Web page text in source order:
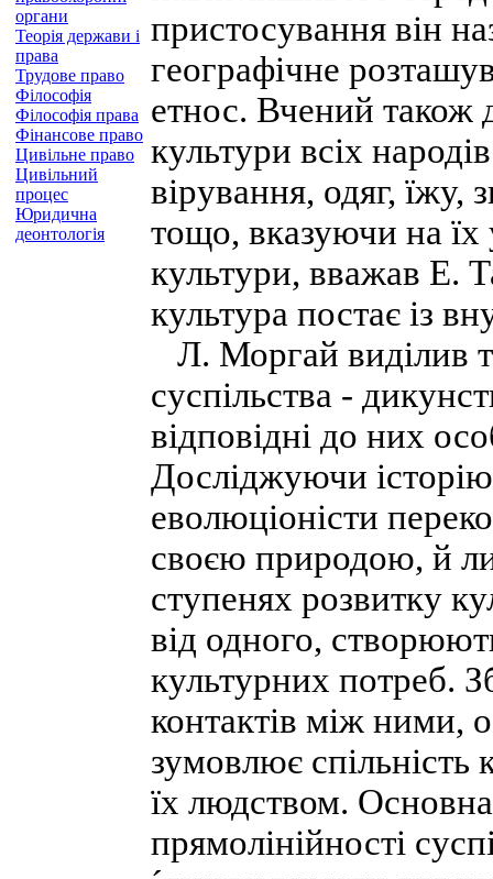
органи
Теорія держави і
права
Трудове право
Філософія
Філософія права
Фінансове право
Цивільне право
Цивільний
процес
Юридична
деонтологія
пристосування він
географічне
етнос. Вчений також
культури всіх
вірування, одяг, їжу,
тощо, вказуючи на їх
культури, вважав Е.
культура постає із
Л. Моргай виділив
суспільства -
відповідні до них
Досліджуючи історію
еволюціоністи
своєю природою, й
ступенях розвитку
від одного,
культурних потреб.
контактів між ними,
зумовлює спільність
їх людством.
прямолінійності